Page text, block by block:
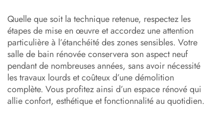
Quelle que soit la technique retenue, respectez les
étapes de mise en œuvre et accordez une attention
particulière à l’étanchéité des zones sensibles. Votre
salle de bain rénovée conservera son aspect neuf
pendant de nombreuses années, sans avoir nécessité
les travaux lourds et coûteux d’une démolition
complète. Vous profitez ainsi d’un espace rénové qui
allie confort, esthétique et fonctionnalité au quotidien.